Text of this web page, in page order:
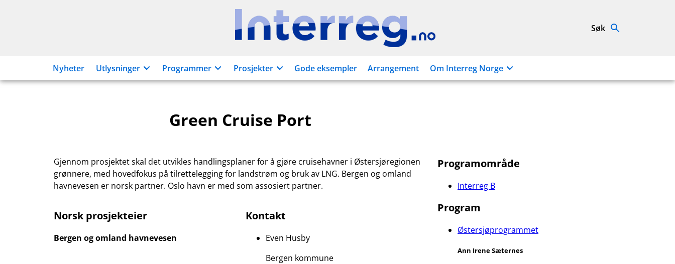
Interreg.no Søk
Nyheter Utlysninger Programmer Prosjekter Gode eksempler Arrangement Om Interreg Norge
Green Cruise Port
Gjennom prosjektet skal det utvikles handlingsplaner for å gjøre cruisehavner i Østersjøregionen
grønnere, med hovedfokus på tilrettelegging for landstrøm og bruk av LNG. Bergen og omland
havnevesen er norsk partner. Oslo havn er med som assosiert partner.
Norsk prosjekteier
Bergen og omland havnevesen
Kontakt
Even Husby
Bergen kommune
Programområde
Interreg B
Program
Østersjøprogrammet
Ann Irene Sæternes